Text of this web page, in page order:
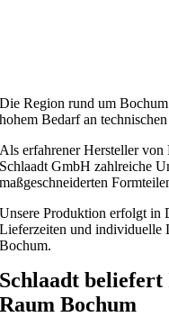
Die Region rund um
hohem Bedarf an
Als erfahrener Hersteller von
Schlaadt GmbH zahlreiche
maßgeschneiderten
Unsere Produktion erfolgt in
Lieferzeiten und individuelle
Bochum.
Schlaadt
Raum Bochum